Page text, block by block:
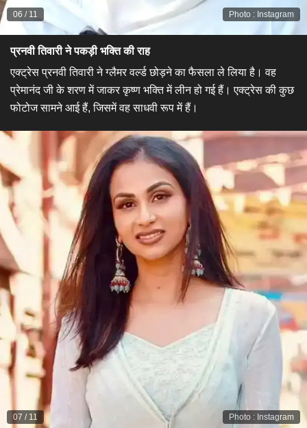
Photo : Instagram
06 / 11
प्रनवी तिवारी ने पकड़ी भक्ति की राह​
एक्ट्रेस प्रनवी तिवारी ने ग्लैमर वर्ल्ड छोड़ने का फैसला ले लिया है। वह
प्रेमानंद जी के शरण में जाकर कृष्ण भक्ति में लीन हो गई हैं। एक्ट्रेस की कुछ
फोटोज सामने आई हैं, जिसमें वह साधवी रूप में हैं।
Photo : Instagram
07 / 11